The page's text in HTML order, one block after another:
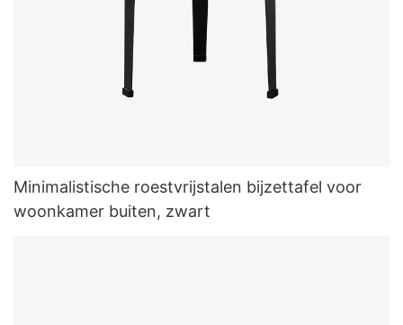
Minimalistische roestvrijstalen bijzettafel voor
woonkamer buiten, zwart